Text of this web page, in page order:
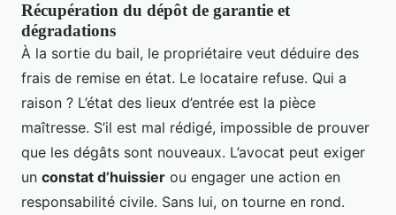
Récupération du dépôt de garantie et
dégradations
À la sortie du bail, le propriétaire veut déduire des
frais de remise en état. Le locataire refuse. Qui a
raison ? L’état des lieux d’entrée est la pièce
maîtresse. S’il est mal rédigé, impossible de prouver
que les dégâts sont nouveaux. L’avocat peut exiger
un constat d’huissier ou engager une action en
responsabilité civile. Sans lui, on tourne en rond.